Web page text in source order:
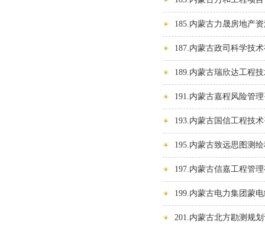
185.内蒙古力晟房地产
187.内蒙古政司科学技
189.内蒙古瑞欣达工程
191.内蒙古嘉程风险管
193.内蒙古国信工程技
195.内蒙古致远思图测
197.内蒙古信嘉工程管
199.内蒙古电力集团蒙
201.内蒙古北方勘测规